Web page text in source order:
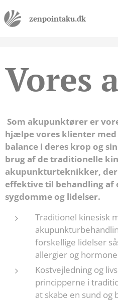
zenpointaku.dk
Vores
Som akupunktører er
hjælpe vores klienter med
balance i deres krop og
brug af de traditionelle
akupunkturteknikker,
effektive til behandling af
sygdomme og lidelser.
Traditionel kinesisk
forskellige lidelser
allergier og
Kostvejledning og
principperne i
at skabe en sund og